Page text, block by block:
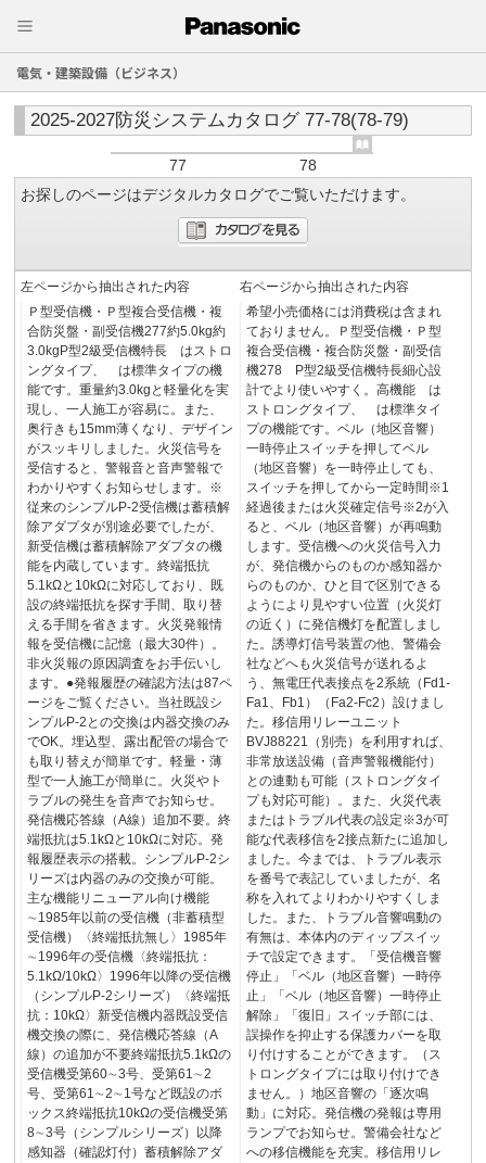
電気・建築設備（ビジネス）
2025-2027防災システムカタログ 77-78(78-79)
77
78
お探しのページはデジタルカタログでご覧いただけます。
左ページから抽出された内容
Ｐ型受信機・Ｐ型複合受信機・複
合防災盤・副受信機277約5.0kg約
3.0kgP型2級受信機特長 はストロ
ングタイプ、 は標準タイプの機
能です。重量約3.0kgと軽量化を実
現し、一人施工が容易に。また、
奥行きも15mm薄くなり、デザイン
がスッキリしました。火災信号を
受信すると、警報音と音声警報で
わかりやすくお知らせします。※
従来のシンプルP-2受信機は蓄積解
除アダプタが別途必要でしたが、
新受信機は蓄積解除アダプタの機
能を内蔵しています。終端抵抗
5.1kΩと10kΩに対応しており、既
設の終端抵抗を探す手間、取り替
える手間を省きます。火災発報情
報を受信機に記憶（最大30件）。
非火災報の原因調査をお手伝いし
ます。●発報履歴の確認方法は87ペ
ージをご覧ください。当社既設シ
ンプルP-2との交換は内器交換のみ
でOK。埋込型、露出配管の場合で
も取り替えが簡単です。軽量・薄
型で一人施工が簡単に。火災やト
ラブルの発生を音声でお知らせ。
発信機応答線（A線）追加不要。終
端抵抗は5.1kΩと10kΩに対応。発
報履歴表示の搭載。シンプルP-2シ
リーズは内器のみの交換が可能。
主な機能リニューアル向け機能
∼1985年以前の受信機（非蓄積型
受信機）〈終端抵抗無し〉1985年
∼1996年の受信機〈終端抵抗：
5.1kΩ/10kΩ〉1996年以降の受信機
（シンプルP-2シリーズ）〈終端抵
抗：10kΩ〉新受信機内器既設受信
機交換の際に、発信機応答線（A
線）の追加が不要終端抵抗5.1kΩの
受信機受第60∼3号、受第61∼2
号、受第61∼2∼1号など既設のボ
ックス終端抵抗10kΩの受信機受第
8∼3号（シンプルシリーズ）以降
感知器（確認灯付）蓄積解除アダ
右ページから抽出された内容
希望小売価格には消費税は含まれ
ておりません。Ｐ型受信機・Ｐ型
複合受信機・複合防災盤・副受信
機278 P型2級受信機特長細心設
計でより使いやすく。高機能 は
ストロングタイプ、 は標準タイ
プの機能です。ベル（地区音響）
一時停止スイッチを押してベル
（地区音響）を一時停止しても、
スイッチを押してから一定時間※1
経過後または火災確定信号※2が入
ると、ベル（地区音響）が再鳴動
します。受信機への火災信号入力
が、発信機からのものか感知器か
らのものか、ひと目で区別できる
ようにより見やすい位置（火災灯
の近く）に発信機灯を配置しまし
た。誘導灯信号装置の他、警備会
社などへも火災信号が送れるよ
う、無電圧代表接点を2系統（Fd1-
Fa1、Fb1）（Fa2-Fc2）設けまし
た。移信用リレーユニット
BVJ88221（別売）を利用すれば、
非常放送設備（音声警報機能付）
との連動も可能（ストロングタイ
プも対応可能）。また、火災代表
またはトラブル代表の設定※3が可
能な代表移信を2接点新たに追加し
ました。今までは、トラブル表示
を番号で表記していましたが、名
称を入れてよりわかりやすくしま
した。また、トラブル音響鳴動の
有無は、本体内のディップスイッ
チで設定できます。「受信機音響
停止」「ベル（地区音響）一時停
止」「ベル（地区音響）一時停止
解除」「復旧」スイッチ部には、
誤操作を抑止する保護カバーを取
り付けすることができます。（ス
トロングタイプには取り付けでき
ません。）地区音響の「逐次鳴
動」に対応。発信機の発報は専用
ランプでお知らせ。警備会社など
への移信機能を充実。移信用リレ